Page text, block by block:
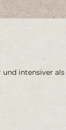
intensiver